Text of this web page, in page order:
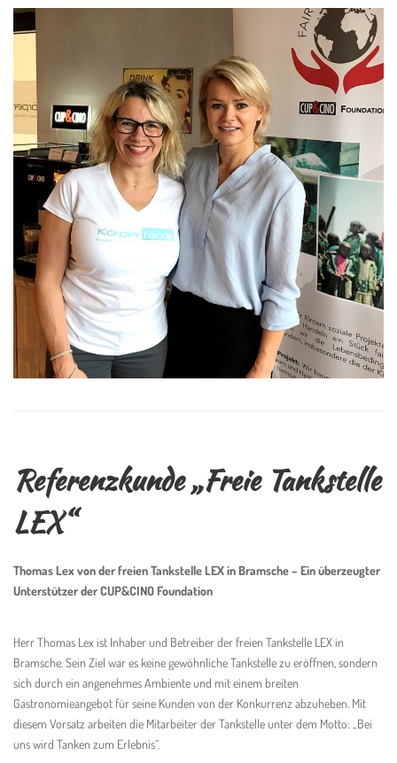
Referenzkunde „Freie Tankstelle
LEX“
Thomas Lex von der freien Tankstelle LEX in Bramsche – Ein überzeugter
Unterstützer der CUP&CINO Foundation
Herr Thomas Lex ist Inhaber und Betreiber der freien Tankstelle LEX in
Bramsche. Sein Ziel war es keine gewöhnliche Tankstelle zu eröffnen, sondern
sich durch ein angenehmes Ambiente und mit einem breiten
Gastronomieangebot für seine Kunden von der Konkurrenz abzuheben. Mit
diesem Vorsatz arbeiten die Mitarbeiter der Tankstelle unter dem Motto: „Bei
uns wird Tanken zum Erlebnis“.